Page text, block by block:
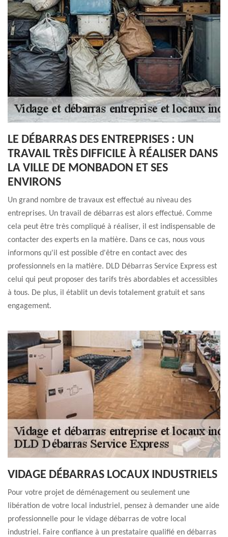
LE DÉBARRAS DES ENTREPRISES : UN
TRAVAIL TRÈS DIFFICILE À RÉALISER DANS
LA VILLE DE MONBADON ET SES
ENVIRONS
Un grand nombre de travaux est effectué au niveau des
entreprises. Un travail de débarras est alors effectué. Comme
cela peut être très compliqué à réaliser, il est indispensable de
contacter des experts en la matière. Dans ce cas, nous vous
informons qu'il est possible d'être en contact avec des
professionnels en la matière. DLD Débarras Service Express est
celui qui peut proposer des tarifs très abordables et accessibles
à tous. De plus, il établit un devis totalement gratuit et sans
engagement.
VIDAGE DÉBARRAS LOCAUX INDUSTRIELS
Pour votre projet de déménagement ou seulement une
libération de votre local industriel, pensez à demander une aide
professionnelle pour le vidage débarras de votre local
industriel. Faire confiance à un prestataire qualifié en débarras